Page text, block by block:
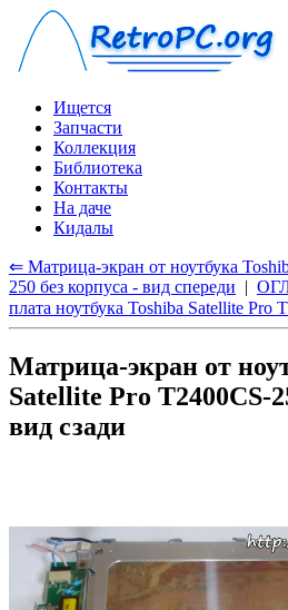
Ищется
Запчасти
Коллекция
Библиотека
Контакты
На даче
Кидалы
⇐ Матрица-экран от ноутбука
250 без корпуса - вид спереди |
плата ноутбука Toshiba Satellite Pro
Матрица-экран от
Satellite Pro T2400CS-
вид сзади